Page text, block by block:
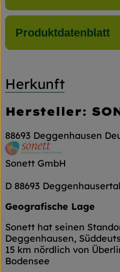
Produktdatenblatt
Herkunft
Hersteller:
88693 Deggenhausen
Sonett GmbH
D 88693 Deggenhausertal
Geografische Lage
Sonett hat seinen
Deggenhausen,
15 km nördlich von
Bodensee